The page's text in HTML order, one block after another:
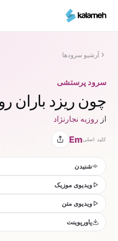
محتوای
آرشیو سرودها
سرود پرستشی
چون ریزد باران
از روزبه نجارنژاد
کلید اصلیEm
شنیدن
ویدیوی موزیک
ویدیوی متن
پاورپوینت